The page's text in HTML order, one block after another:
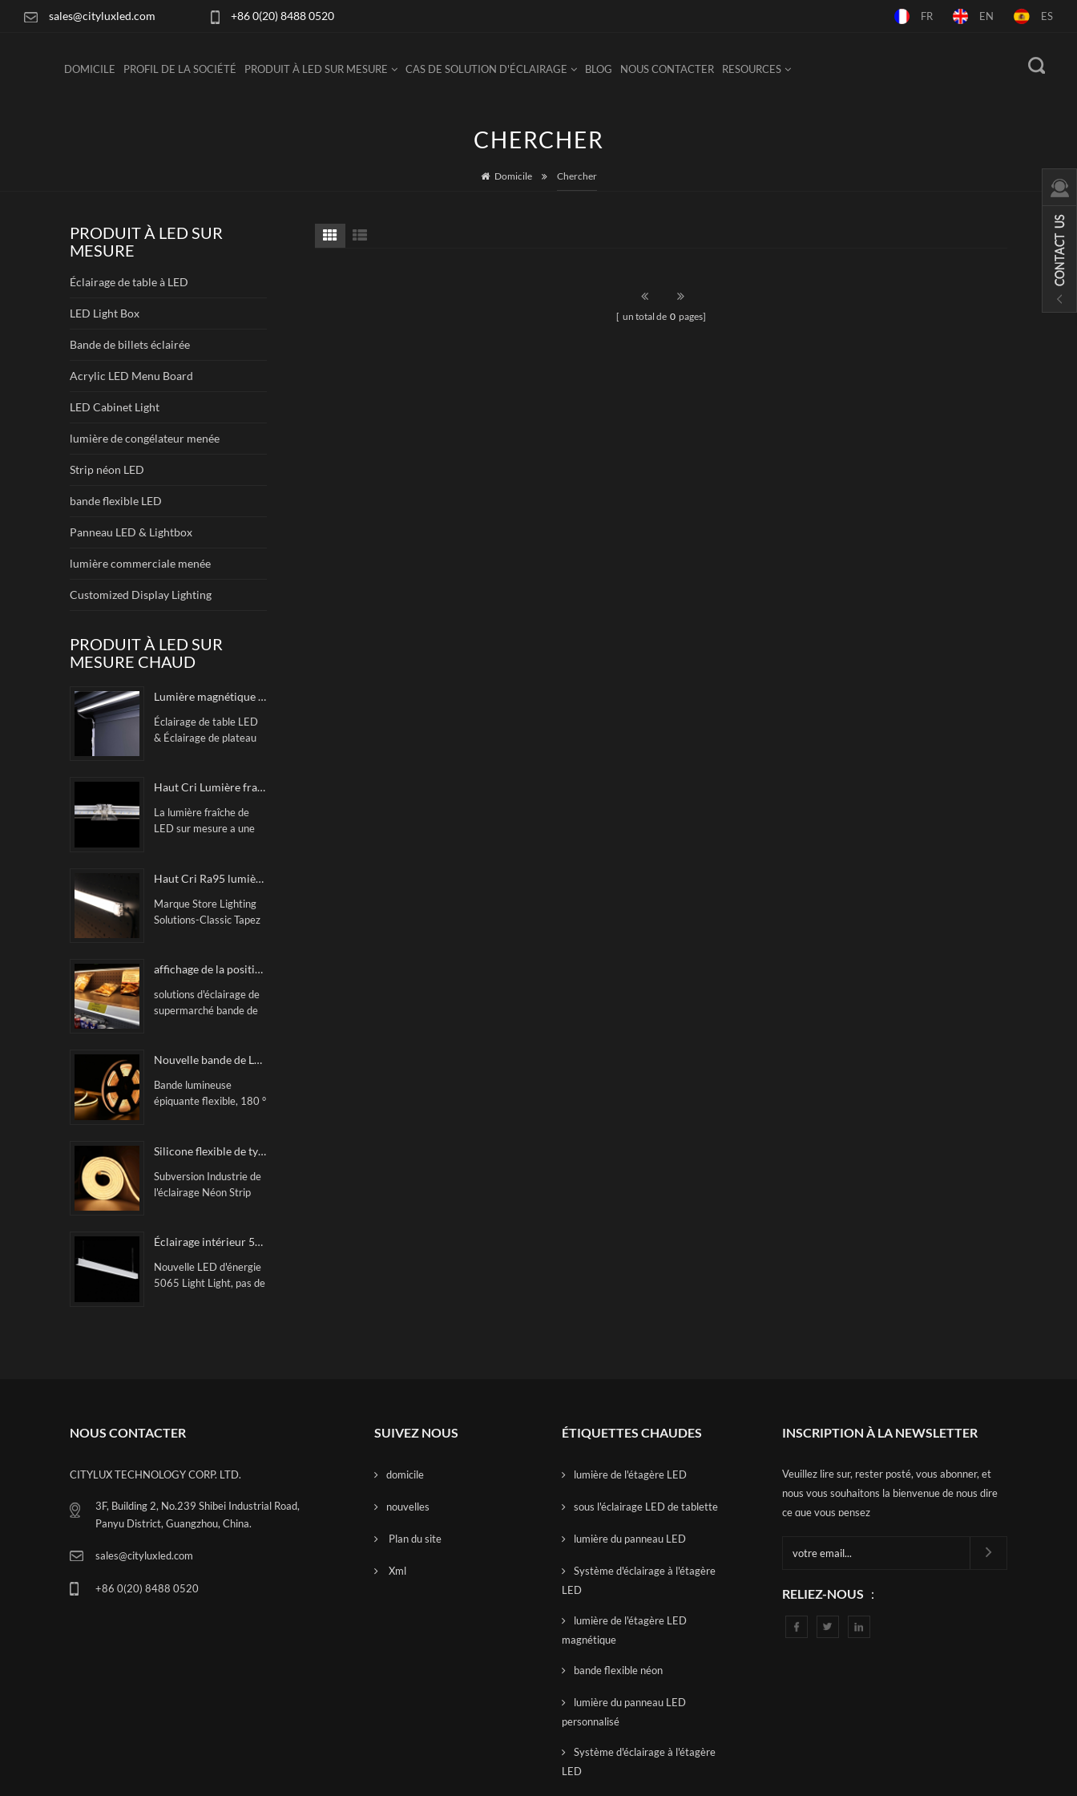
sales@cityluxled.com +86 0(20) 8488 0520 FR EN ES
DOMICILE PROFIL DE LA SOCIÉTÉ PRODUIT À LED SUR MESURE CAS DE SOLUTION D'ÉCLAIRAGE BLOG NOUS CONTACTER RESOURCES
CHERCHER
Domicile Chercher
PRODUIT À LED SUR
MESURE
Éclairage de table à LED
LED Light Box
Bande de billets éclairée
Acrylic LED Menu Board
LED Cabinet Light
lumière de congélateur menée
Strip néon LED
bande flexible LED
Panneau LED & Lightbox
lumière commerciale menée
Customized Display Lighting
PRODUIT À LED SUR
MESURE CHAUD
Lumière magnétique à LED magnétique impeccable
Éclairage de table LED
& Éclairage de plateau
uniforme, coût -Effect.
Sysdtem comprend une
barre de lumière
alimentation et une
connexion
correspondante câble.
Haut Cri Lumière fraîche LED personnalisée
La lumière fraîche de
LED sur mesure a une
de 2700-6500K, rose
principalement utilisé
pour les tablettes
marchandises,
l'affichage des
supermarchés, les
de conteneur, etc
Haut Cri Ra95 lumière de l'étagère LED magnétique
Marque Store Lighting
Solutions-Classic Tapez
principalement utilisée
d'affichage, telle que
l'affichage des
DISTENINS
DISPOSITION DU
MAGASIN DE
affichage de la position bande de billets illuminée sur mesure
solutions d'éclairage de
supermarché bande de
solutions innovantes
rayonnage sans
précédent
Nouvelle bande de LED flexible de COB RA90 Lumière Dotless lumière linéaire
Bande lumineuse
épiquante flexible, 180 °
linéaire Performance.
lumière, une luminosité
cohérente, une puce
stable Performance. 3
ans Garantie.
Silicone flexible de type néon bande à LED
Subversion Industrie de
l'éclairage Néon Strip
non-zone sombre neonÉclairage intérieur 5065 lumière linéaire LED
Nouvelle LED d'énergie
5065 Light Light, pas de
des lumières élevées et
[ un total de 0pages]
NOUS CONTACTER
CITYLUX TECHNOLOGY CORP. LTD.
3F, Building 2, No.239 Shibei Industrial Road,
Panyu District, Guangzhou, China.
sales@cityluxled.com
+86 0(20) 8488 0520
SUIVEZ NOUS
domicile
nouvelles
Plan du site
Xml
ÉTIQUETTES CHAUDES
lumière de l'étagère LED
sous l'éclairage LED de tablette
lumière du panneau LED
Système d'éclairage à l'étagère
LED
lumière de l'étagère LED
magnétique
bande flexible néon
lumière du panneau LED
personnalisé
Système d'éclairage à l'étagère
LED
INSCRIPTION À LA NEWSLETTER
Veuillez lire sur, rester posté, vous abonner, et
nous vous souhaitons la bienvenue de nous dire
ce que vous pensez
RELIEZ-NOUS ：